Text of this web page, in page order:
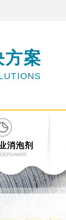
方案
消泡剂